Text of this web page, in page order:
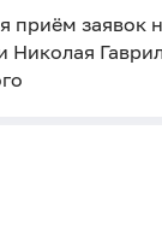
приём заявок
Николая